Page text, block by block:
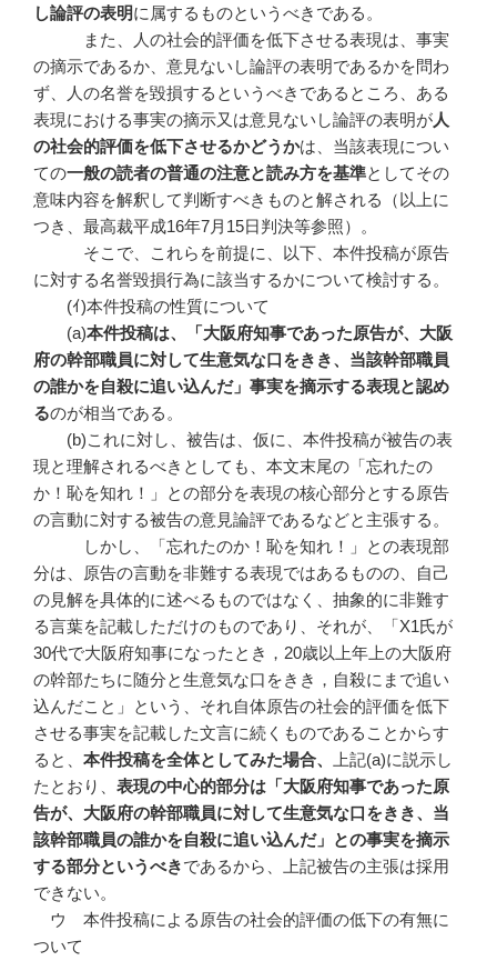
し論評の表明に属するものというべきである。
また、人の社会的評価を低下させる表現は、事実
の摘示であるか、意見ないし論評の表明であるかを問わ
ず、人の名誉を毀損するというべきであるところ、ある
表現における事実の摘示又は意見ないし論評の表明が人
の社会的評価を低下させるかどうかは、当該表現につい
ての一般の読者の普通の注意と読み方を基準としてその
意味内容を解釈して判断すべきものと解される（以上に
つき、最高裁平成16年7月15日判決等参照）。
そこで、これらを前提に、以下、本件投稿が原告
に対する名誉毀損行為に該当するかについて検討する。
(ｲ)本件投稿の性質について
(a)本件投稿は、「大阪府知事であった原告が、大阪
府の幹部職員に対して生意気な口をきき、当該幹部職員
の誰かを自殺に追い込んだ」事実を摘示する表現と認め
るのが相当である。
(b)これに対し、被告は、仮に、本件投稿が被告の表
現と理解されるべきとしても、本文末尾の「忘れたの
か！恥を知れ！」との部分を表現の核心部分とする原告
の言動に対する被告の意見論評であるなどと主張する。
しかし、「忘れたのか！恥を知れ！」との表現部
分は、原告の言動を非難する表現ではあるものの、自己
の見解を具体的に述べるものではなく、抽象的に非難す
る言葉を記載しただけのものであり、それが、「X1氏が
30代で大阪府知事になったとき，20歳以上年上の大阪府
の幹部たちに随分と生意気な口をきき，自殺にまで追い
込んだこと」という、それ自体原告の社会的評価を低下
させる事実を記載した文言に続くものであることからす
ると、 本件投稿を全体としてみた場合、
上記(a)に説示し
たとおり、 表現の中心的部分は「大阪府知事であった原
告が、大阪府の幹部職員に対して生意気な口をきき、当
該幹部職員の誰かを自殺に追い込んだ」との事実を摘示
する部分というべきであるから、上記被告の主張は採用
できない。
ウ 本件投稿による原告の社会的評価の低下の有無に
ついて